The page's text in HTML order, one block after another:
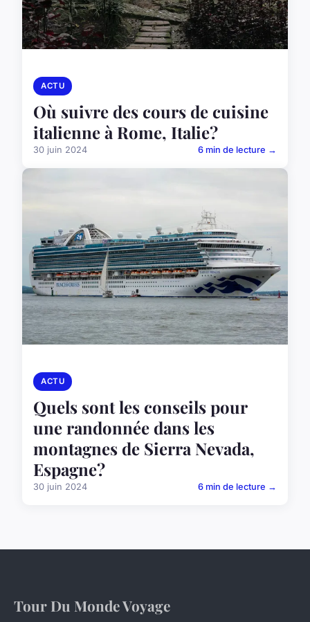
ACTU
Où suivre des cours de cuisine
italienne à Rome, Italie?
30 juin 2024 6 min de lecture →
ACTU
Quels sont les conseils pour
une randonnée dans les
montagnes de Sierra Nevada,
Espagne?
30 juin 2024 6 min de lecture →
Tour Du Monde Voyage